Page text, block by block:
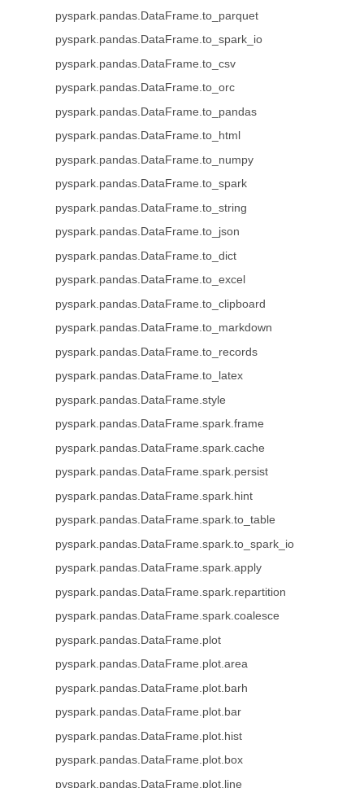
pyspark.pandas.DataFrame.to_parquet
pyspark.pandas.DataFrame.to_spark_io
pyspark.pandas.DataFrame.to_csv
pyspark.pandas.DataFrame.to_orc
pyspark.pandas.DataFrame.to_pandas
pyspark.pandas.DataFrame.to_html
pyspark.pandas.DataFrame.to_numpy
pyspark.pandas.DataFrame.to_spark
pyspark.pandas.DataFrame.to_string
pyspark.pandas.DataFrame.to_json
pyspark.pandas.DataFrame.to_dict
pyspark.pandas.DataFrame.to_excel
pyspark.pandas.DataFrame.to_clipboard
pyspark.pandas.DataFrame.to_markdown
pyspark.pandas.DataFrame.to_records
pyspark.pandas.DataFrame.to_latex
pyspark.pandas.DataFrame.style
pyspark.pandas.DataFrame.spark.frame
pyspark.pandas.DataFrame.spark.cache
pyspark.pandas.DataFrame.spark.persist
pyspark.pandas.DataFrame.spark.hint
pyspark.pandas.DataFrame.spark.to_table
pyspark.pandas.DataFrame.spark.to_spark_io
pyspark.pandas.DataFrame.spark.apply
pyspark.pandas.DataFrame.spark.repartition
pyspark.pandas.DataFrame.spark.coalesce
pyspark.pandas.DataFrame.plot
pyspark.pandas.DataFrame.plot.area
pyspark.pandas.DataFrame.plot.barh
pyspark.pandas.DataFrame.plot.bar
pyspark.pandas.DataFrame.plot.hist
pyspark.pandas.DataFrame.plot.box
pyspark.pandas.DataFrame.plot.line